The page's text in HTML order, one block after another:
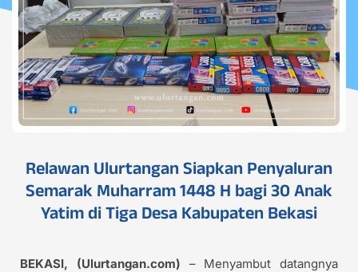
Relawan Ulurtangan Siapkan Penyaluran
Semarak Muharram 1448 H bagi 30 Anak
Yatim di Tiga Desa Kabupaten Bekasi
BEKASI, (Ulurtangan.com) – Menyambut datangnya